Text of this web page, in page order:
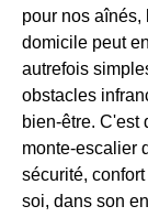
pour nos aînés,
domicile peut
autrefois
obstacles
bien-être. C'est
monte-escalier
sécurité,
soi, dans son